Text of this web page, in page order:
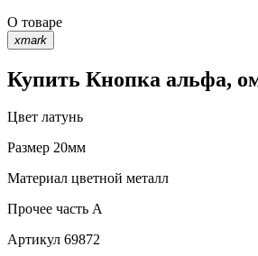
О товаре
xmark
Купить Кнопка альфа,
Цвет латунь
Размер 20мм
Материал цветной металл
Прочее часть A
Артикул 69872